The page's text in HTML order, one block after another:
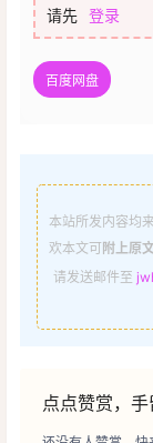
请先 登录
百度网盘
本站所发内容均
欢本文可 附上原
请发送邮件至
点点赞赏，